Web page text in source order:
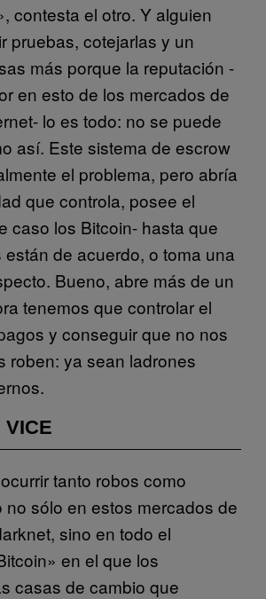
contesta el otro. Y alguien
pruebas, cotejarlas y un
más porque la reputación -
en esto de los mercados de
lo es todo: no se puede
así. Este sistema de escrow
el problema, pero abría
que controla, posee el
caso los Bitcoin- hasta que
de acuerdo, o toma una
Bueno, abre más de un
tenemos que controlar el
y conseguir que no nos
roben: ya sean ladrones
VICE
tanto robos como
no sólo en estos mercados de
sino en todo el
en el que los
casas de cambio que